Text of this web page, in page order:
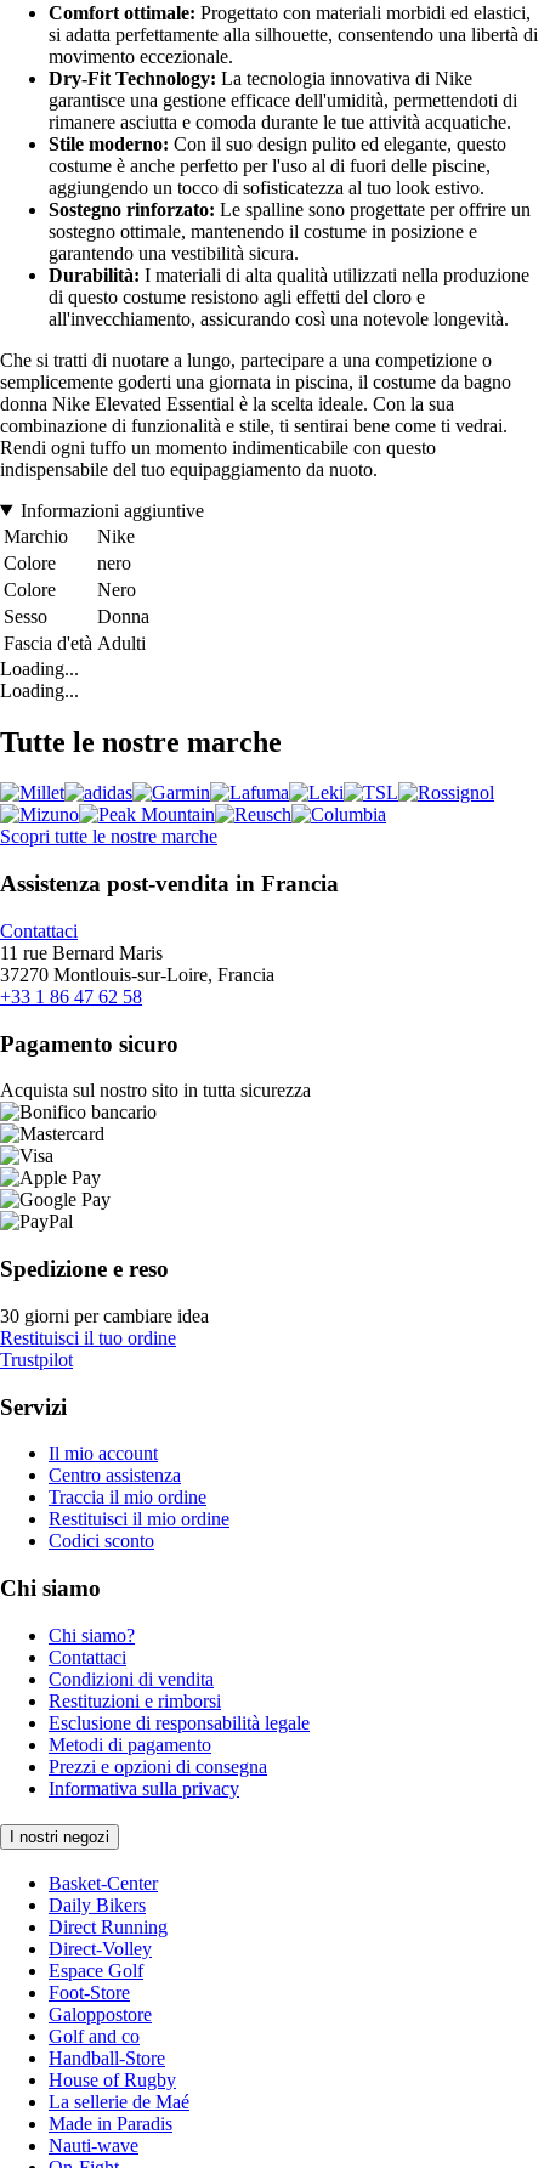
Comfort ottimale: Progettato con materiali morbidi ed elastici,
si adatta perfettamente alla silhouette, consentendo una libertà di
movimento eccezionale.
Dry-Fit Technology: La tecnologia innovativa di Nike
garantisce una gestione efficace dell'umidità, permettendoti di
rimanere asciutta e comoda durante le tue attività acquatiche.
Stile moderno: Con il suo design pulito ed elegante, questo
costume è anche perfetto per l'uso al di fuori delle piscine,
aggiungendo un tocco di sofisticatezza al tuo look estivo.
Sostegno rinforzato: Le spalline sono progettate per offrire un
sostegno ottimale, mantenendo il costume in posizione e
garantendo una vestibilità sicura.
Durabilità: I materiali di alta qualità utilizzati nella produzione
di questo costume resistono agli effetti del cloro e
all'invecchiamento, assicurando così una notevole longevità.
Che si tratti di nuotare a lungo, partecipare a una competizione o
semplicemente goderti una giornata in piscina, il costume da bagno
donna Nike Elevated Essential è la scelta ideale. Con la sua
combinazione di funzionalità e stile, ti sentirai bene come ti vedrai.
Rendi ogni tuffo un momento indimenticabile con questo
indispensabile del tuo equipaggiamento da nuoto.
Informazioni aggiuntive
Marchio
Nike
Colore
nero
Colore
Nero
Sesso
Donna
Fascia d'età Adulti
Loading...
Loading...
Tutte le nostre marche
Scopri tutte le nostre marche
Assistenza post-vendita in Francia
Contattaci
11 rue Bernard Maris
37270 Montlouis-sur-Loire, Francia
+33 1 86 47 62 58
Pagamento sicuro
Acquista sul nostro sito in tutta sicurezza
Spedizione e reso
30 giorni per cambiare idea
Restituisci il tuo ordine
Trustpilot
Servizi
Il mio account
Centro assistenza
Traccia il mio ordine
Restituisci il mio ordine
Codici sconto
Chi siamo
Chi siamo?
Contattaci
Condizioni di vendita
Restituzioni e rimborsi
Esclusione di responsabilità legale
Metodi di pagamento
Prezzi e opzioni di consegna
Informativa sulla privacy
I nostri negozi
Basket-Center
Daily Bikers
Direct Running
Direct-Volley
Espace Golf
Foot-Store
Galoppostore
Golf and co
Handball-Store
House of Rugby
La sellerie de Maé
Made in Paradis
Nauti-wave